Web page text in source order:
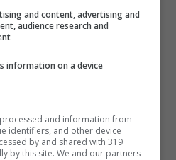
la muffa.Ebbene,
procedere.
a casa tua in
da quelle verdure
and content, advertising and
audience research and
information on a device
and information from
identifiers, and other device
by and shared with 319
by this site. We and our partners